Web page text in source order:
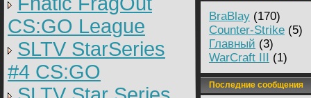
CS:GO League
SLTV StarSeries
#4 CS:GO
BraBlay (170)
Counter-Strike (5)
Главный (3)
WarCraft III (1)
Последние сообщения